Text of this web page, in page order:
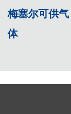
梅塞尔可供气
体